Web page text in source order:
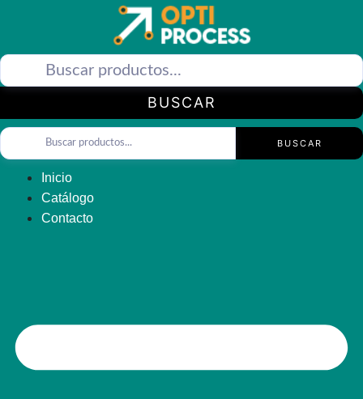
BUSCAR
BUSCAR
Inicio
Catálogo
Contacto